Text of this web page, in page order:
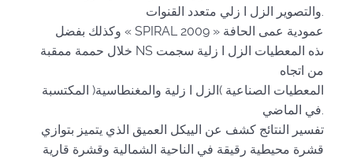
والتصوير الزل ا زلي متعدد القنوات.
وكذلك بفضل « SPIRAL 2009 » عمودية عمى الحافة
خلال حممة ممقبة NS ىذه المعطيات الزل ا زلية سجمت
من اتجاه
المعطيات الصناعية )الزل ا زلية والمغنطاسية( المكتسبة
في الماضي.
تفسير النتائج كشف عن الييكل العميق الذي يتميز بتوازي
قشرة محيطية رقيقة في الناحية الشمالية وقشرة قارية